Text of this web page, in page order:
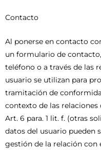
Contacto
Al ponerse en contacto
un formulario de
teléfono o a través de las
usuario se utilizan para
tramitación de
contexto de las
Art. 6 para. 1 lit. f. (otras
datos del usuario pueden
gestión de la relación con